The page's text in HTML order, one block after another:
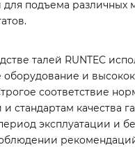
подъема различных
талей RUNTEC
и
соответствие
и стандартам качества
эксплуатации и